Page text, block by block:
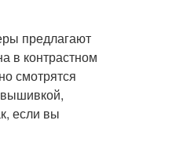
предлагают
в контрастном
смотрятся
если вы